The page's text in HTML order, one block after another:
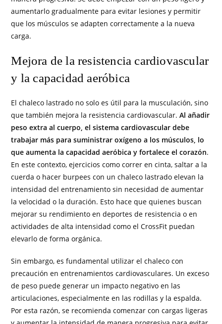
aumentarlo gradualmente para evitar lesiones y permitir
que los músculos se adapten correctamente a la nueva
carga.
Mejora de la resistencia cardiovascular
y la capacidad aeróbica
El chaleco lastrado no solo es útil para la musculación, sino
que también mejora la resistencia cardiovascular.Al añadir
peso extra al cuerpo, el sistema cardiovascular debe
trabajar más para suministrar oxígeno a los músculos, lo
que aumenta la capacidad aeróbica y fortalece el corazón.
En este contexto, ejercicios como correr en cinta, saltar a la
cuerda o hacer burpees con un chaleco lastrado elevan la
intensidad del entrenamiento sin necesidad de aumentar
la velocidad o la duración. Esto hace que quienes buscan
mejorar su rendimiento en deportes de resistencia o en
actividades de alta intensidad como el CrossFit puedan
elevarlo de forma orgánica.
Sin embargo, es fundamental utilizar el chaleco con
precaución en entrenamientos cardiovasculares. Un exceso
de peso puede generar un impacto negativo en las
articulaciones, especialmente en las rodillas y la espalda.
Por esta razón, se recomienda comenzar con cargas ligeras